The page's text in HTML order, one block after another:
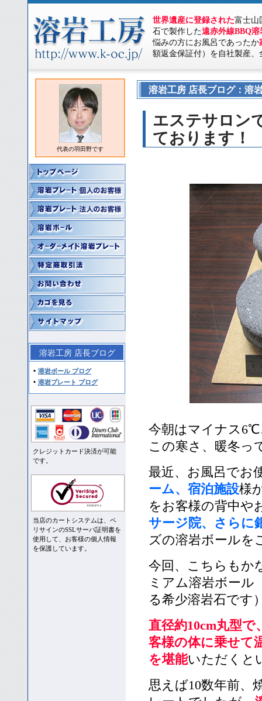
世界遺産に登録された富士山
石で製作した遠赤外線BBQ溶
悩みの方にお風呂であったか
額返金保証付）を自社製産
代表の羽田野です
溶岩工房 店長ブログ
溶岩ボール ブログ
溶岩プレート ブログ
クレジットカード決済が可能
です。
当店のカートシステムは、ベ
リサインのSSLサーバ証明書を
使用して、お客様の個人情報
を保護しています。
溶岩工房 店長ブログ：溶
エステサロン
ております！
今朝はマイナス6℃
この寒さ、暖冬っ
最近、お風呂でお
ーム、宿泊施設様
をお客様の背中や
サージ院、さらに
ズの溶岩ボールを
今回、こちらもか
ミアム溶岩ボール
る希少溶岩石です
直径約10cm丸型
客様の体に乗せて
を堪能いただくと
思えば10数年前、